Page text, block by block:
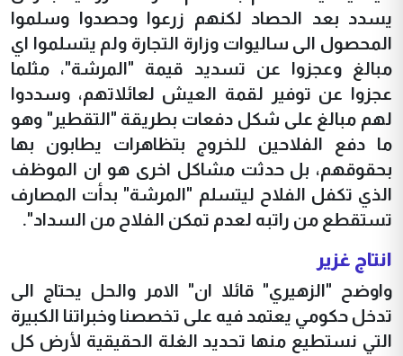
يسدد بعد الحصاد لكنهم زرعوا وحصدوا وسلموا
المحصول الى ساليوات وزارة التجارة ولم يتسلموا اي
مبالغ وعجزوا عن تسديد قيمة "المرشة"، مثلما
عجزوا عن توفير لقمة العيش لعائلاتهم، وسددوا
لهم مبالغ على شكل دفعات بطريقة "التقطير" وهو
ما دفع الفلاحين للخروج بتظاهرات يطابون بها
بحقوقهم، بل حدثت مشاكل اخرى هو ان الموظف
الذي تكفل الفلاح ليتسلم "المرشة" بدأت المصارف
تستقطع من راتبه لعدم تمكن الفلاح من السداد".
انتاج غزير
واوضح "الزهيري" قائلا ان" الامر والحل يحتاج الى
تدخل حكومي يعتمد فيه على تخصصنا وخبراتنا الكبيرة
التي نستطيع منها تحديد الغلة الحقيقية لأرض كل